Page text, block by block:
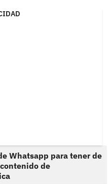
Whatsapp para tener de
de